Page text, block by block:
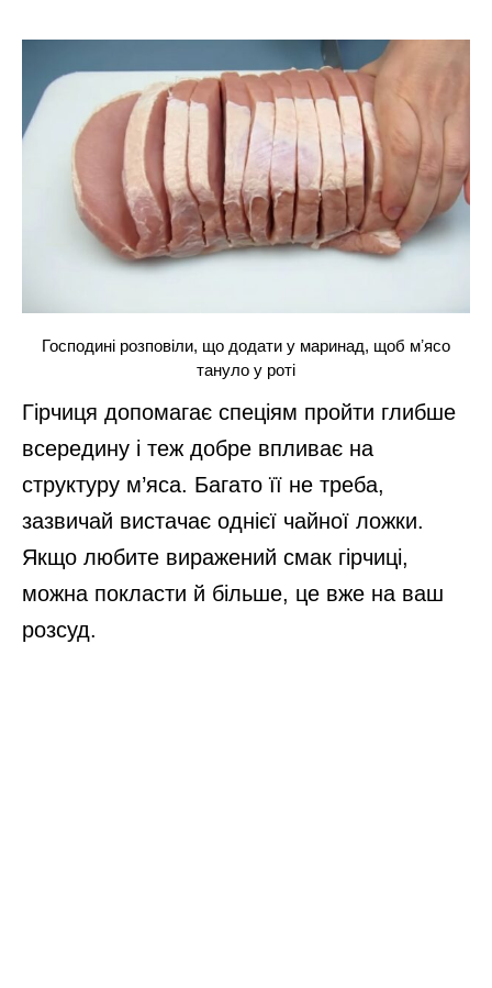
Господині розповіли, що додати у маринад, щоб мʼясо
тануло у роті
Гірчиця допомагає спеціям пройти глибше
всередину і теж добре впливає на
структуру м’яса. Багато її не треба,
зазвичай вистачає однієї чайної ложки.
Якщо любите виражений смак гірчиці,
можна покласти й більше, це вже на ваш
розсуд.